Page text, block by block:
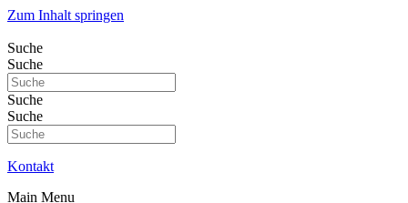
Zum Inhalt springen
Suche
Suche
Suche
Suche
Kontakt
Main Menu